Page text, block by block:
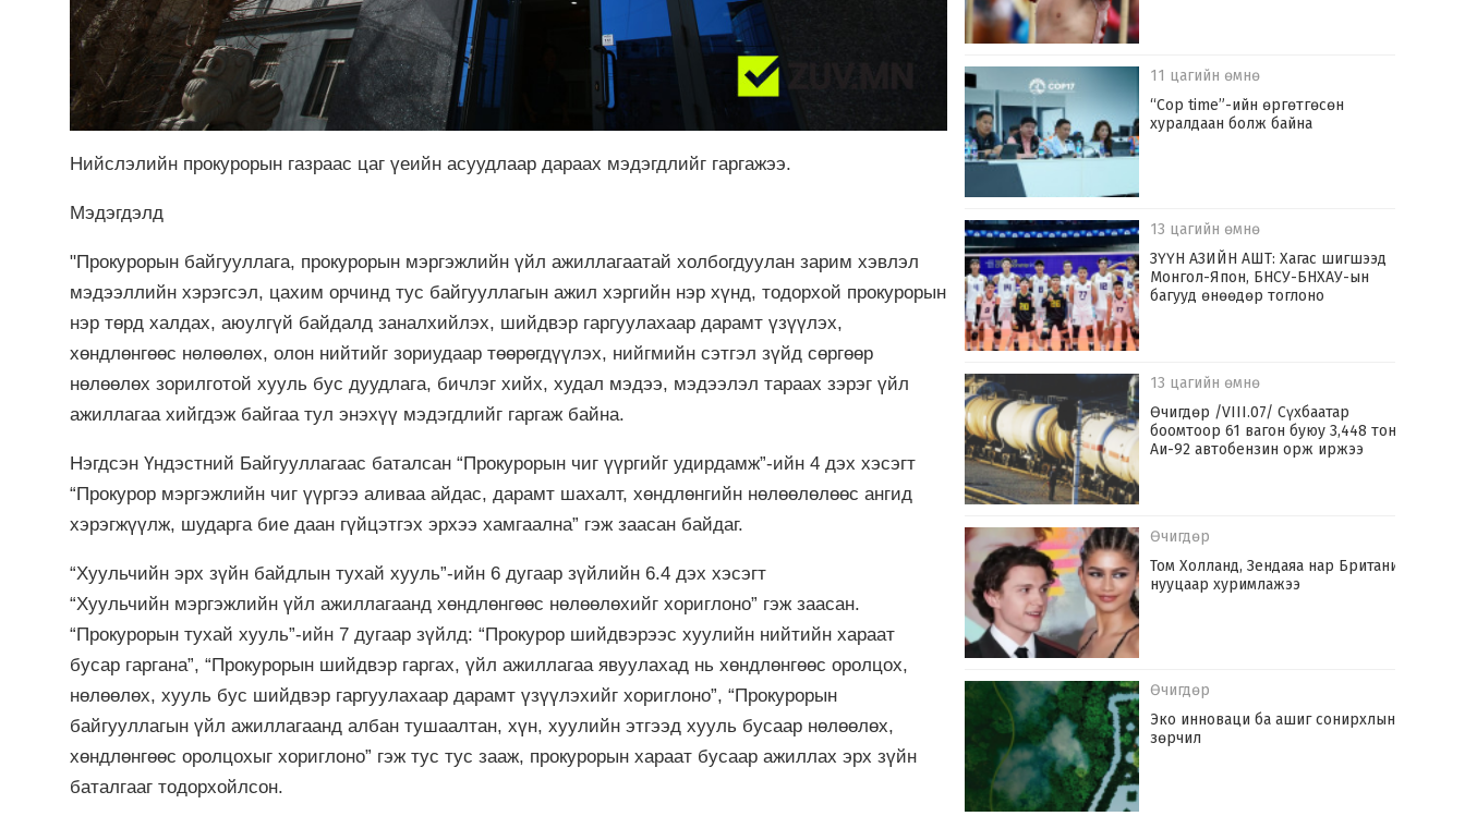
Нийслэлийн прокурорын газраас цаг үеийн асуудлаар дараах мэдэгдлийг гаргажээ.
Мэдэгдэлд
"Прокурорын байгууллага, прокурорын мэргэжлийн үйл ажиллагаатай холбогдуулан зарим хэвлэл
мэдээллийн хэрэгсэл, цахим орчинд тус байгууллагын ажил хэргийн нэр хүнд, тодорхой прокурорын
нэр төрд халдах, аюулгүй байдалд заналхийлэх, шийдвэр гаргуулахаар дарамт үзүүлэх,
хөндлөнгөөс нөлөөлөх, олон нийтийг зориудаар төөрөгдүүлэх, нийгмийн сэтгэл зүйд сөргөөр
нөлөөлөх зорилготой хууль бус дуудлага, бичлэг хийх, худал мэдээ, мэдээлэл тараах зэрэг үйл
ажиллагаа хийгдэж байгаа тул энэхүү мэдэгдлийг гаргаж байна.
Нэгдсэн Үндэстний Байгууллагаас баталсан “Прокурорын чиг үүргийг удирдамж”-ийн 4 дэх хэсэгт
“Прокурор мэргэжлийн чиг үүргээ аливаа айдас, дарамт шахалт, хөндлөнгийн нөлөөлөлөөс ангид
хэрэгжүүлж, шударга бие даан гүйцэтгэх эрхээ хамгаална” гэж заасан байдаг.
“Хуульчийн эрх зүйн байдлын тухай хууль”-ийн 6 дугаар зүйлийн 6.4 дэх хэсэгт
“Хуульчийн мэргэжлийн үйл ажиллагаанд хөндлөнгөөс нөлөөлөхийг хориглоно” гэж заасан.
“Прокурорын тухай хууль”-ийн 7 дугаар зүйлд: “Прокурор шийдвэрээс хуулийн нийтийн хараат
бусар гаргана”, “Прокурорын шийдвэр гаргах, үйл ажиллагаа явуулахад нь хөндлөнгөөс оролцох,
нөлөөлөх, хууль бус шийдвэр гаргуулахаар дарамт үзүүлэхийг хориглоно”, “Прокурорын
байгууллагын үйл ажиллагаанд албан тушаалтан, хүн, хуулийн этгээд хууль бусаар нөлөөлөх,
хөндлөнгөөс оролцохыг хориглоно” гэж тус тус зааж, прокурорын хараат бусаар ажиллах эрх зүйн
баталгааг тодорхойлсон.
11 цагийн өмнө
“Cop time”-ийн өргөтгөсөн
хуралдаан болж байна
13 цагийн өмнө
ЗҮҮН АЗИЙН АШТ: Хагас шигшээд
Монгол-Япон, БНСУ-БНХАУ-ын
багууд өнөөдөр тоглоно
13 цагийн өмнө
Өчигдөр /VIII.07/ Сүхбаатар
боомтоор 61 вагон буюу 3,448 тонн
Аи-92 автобензин орж иржээ
Өчигдөр
Том Холланд, Зендаяа нар Британид
нууцаар хуримлажээ
Өчигдөр
Эко инноваци ба ашиг сонирхлын
зөрчил